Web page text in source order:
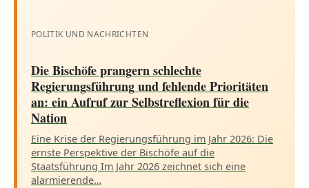
POLITIK UND NACHRICHTEN
Die Bischöfe prangern schlechte
Regierungsführung und fehlende Prioritäten
an: ein Aufruf zur Selbstreflexion für die
Nation
Eine Krise der Regierungsführung im Jahr 2026: Die
ernste Perspektive der Bischöfe auf die
Staatsführung Im Jahr 2026 zeichnet sich eine
alarmierende…